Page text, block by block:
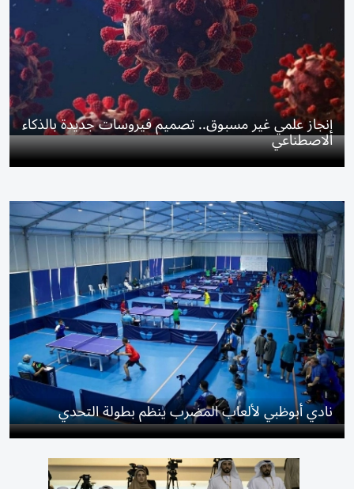
إنجاز علمي غير مسبوق.. تصميم فيروسات جديدة بالذكاء
الاصطناعي
نادي أبوظبي لألعاب المضرب ينظم بطولة التحدي